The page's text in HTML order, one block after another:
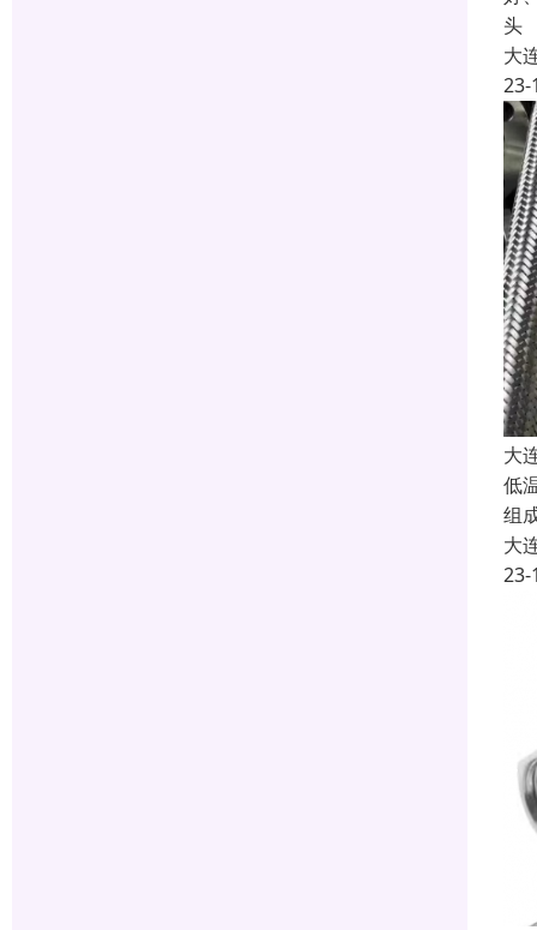
头
大
23-
大
低
组
大
23-